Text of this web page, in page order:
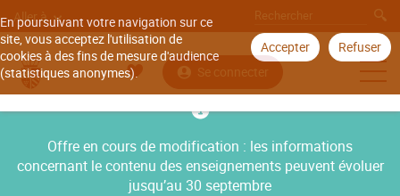
En poursuivant votre navigation sur ce
site, vous acceptez l'utilisation de
cookies à des fins de mesure d'audience
(statistiques anonymes).
Accepter Refuser
Aller à
Se connecter
Offre en cours de modification : les informations
concernant le contenu des enseignements peuvent évoluer
jusqu’au 30 septembre